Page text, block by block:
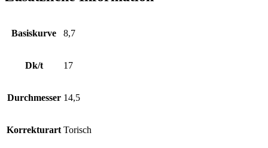
Basiskurve 8,7
Dk/t 17
Durchmesser 14,5
Korrekturart Torisch